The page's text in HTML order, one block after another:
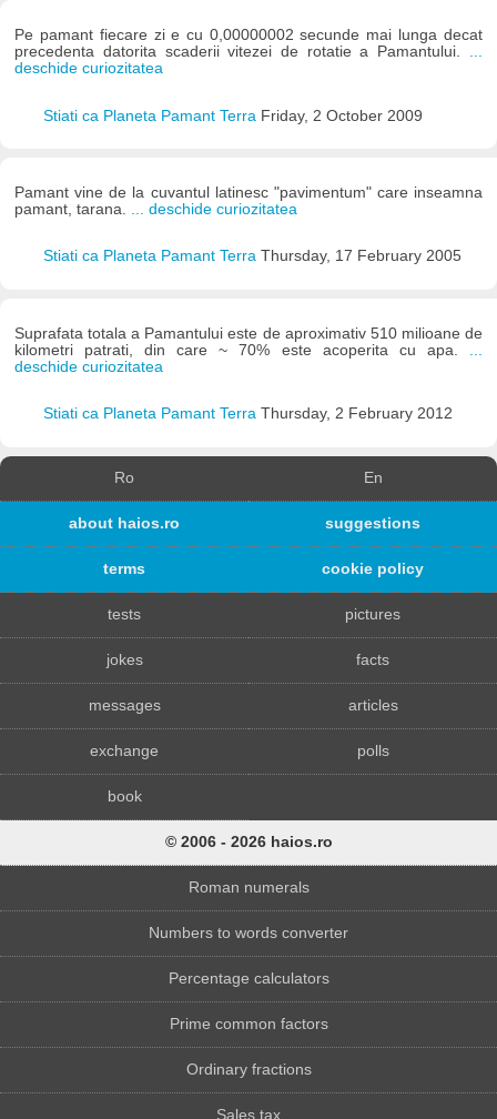
Pe pamant fiecare zi e cu 0,00000002 secunde mai lunga decat
precedenta datorita scaderii vitezei de rotatie a Pamantului. ...
deschide curiozitatea
Stiati ca Planeta Pamant Terra Friday, 2 October 2009
Pamant vine de la cuvantul latinesc "pavimentum" care inseamna
pamant, tarana. ... deschide curiozitatea
Stiati ca Planeta Pamant Terra Thursday, 17 February 2005
Suprafata totala a Pamantului este de aproximativ 510 milioane de
kilometri patrati, din care ~ 70% este acoperita cu apa.
deschide curiozitatea
Stiati ca Planeta Pamant Terra Thursday, 2 February 2012
Ro En
about haios.ro suggestions
terms cookie policy
tests pictures
jokes facts
messages articles
exchange polls
book
© 2006 - 2026 haios.ro
Roman numerals
Numbers to words converter
Percentage calculators
Prime common factors
Ordinary fractions
Sales tax